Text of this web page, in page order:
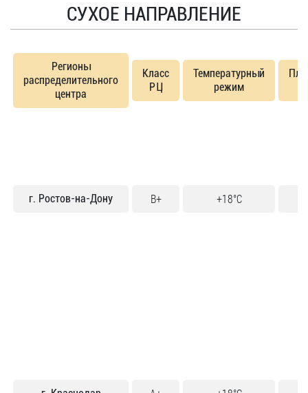
СУХОЕ НАПРАВЛЕНИЕ
Регионы
распределительного
центра
Класс
РЦ
Температурный
режим
г. Ростов-на-Дону B+ +18°C